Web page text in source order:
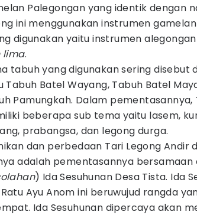
Palegongan yang identik dengan
ini menggunakan instrumen
digunakan yaitu instrumen
lima.
tabuh yang digunakan sering disebut
Tabuh Batel Wayang, Tabuh Batel
Pamungkah. Dalam pementasannya,
beberapa sub tema yaitu lasem,
prabangsa, dan legong durga.
dan perbedaan Tari Legong Andir
adalah pementasannya
) Ida Sesuhunan Desa Tista. Ida
Ayu Anom ini beruwujud rangda
Ida Sesuhunan dipercaya akan